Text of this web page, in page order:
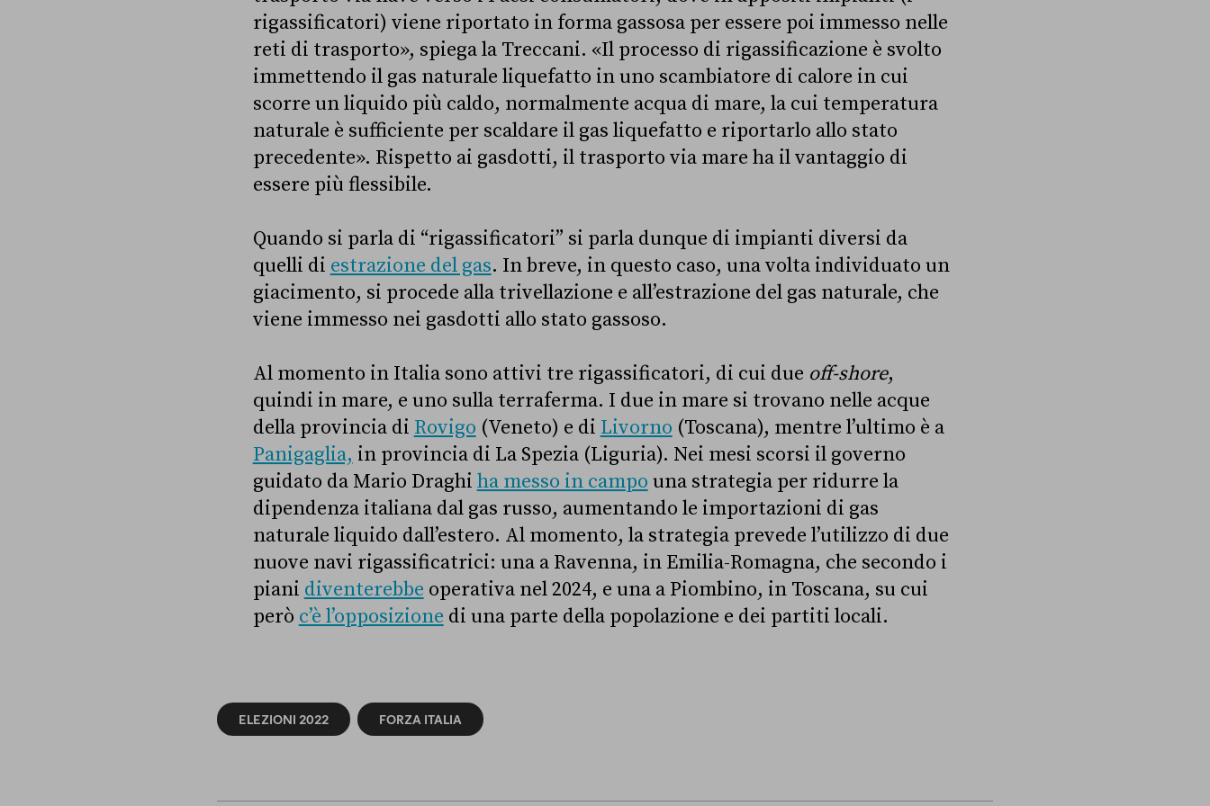
rigassificatori) viene riportato in forma gassosa per essere poi immesso nelle
reti di trasporto», spiega la Treccani. «Il processo di rigassificazione è svolto
immettendo il gas naturale liquefatto in uno scambiatore di calore in cui
scorre un liquido più caldo, normalmente acqua di mare, la cui temperatura
naturale è sufficiente per scaldare il gas liquefatto e riportarlo allo stato
precedente». Rispetto ai gasdotti, il trasporto via mare ha il vantaggio di
essere più flessibile.
Quando si parla di “rigassificatori” si parla dunque di impianti diversi da
quelli di estrazione del gas. In breve, in questo caso, una volta individuato un
giacimento, si procede alla trivellazione e all’estrazione del gas naturale, che
viene immesso nei gasdotti allo stato gassoso.
Al momento in Italia sono attivi tre rigassificatori, di cui due off-shore,
quindi in mare, e uno sulla terraferma. I due in mare si trovano nelle acque
della provincia di Rovigo (Veneto) e di Livorno (Toscana), mentre l’ultimo è a
Panigaglia, in provincia di La Spezia (Liguria). Nei mesi scorsi il governo
guidato da Mario Draghi ha messo in campo una strategia per ridurre la
dipendenza italiana dal gas russo, aumentando le importazioni di gas
naturale liquido dall’estero. Al momento, la strategia prevede l’utilizzo di due
nuove navi rigassificatrici: una a Ravenna, in Emilia-Romagna, che secondo i
piani diventerebbe operativa nel 2024, e una a Piombino, in Toscana, su cui
però c’è l’opposizione di una parte della popolazione e dei partiti locali.
ELEZIONI 2022 FORZA ITALIA